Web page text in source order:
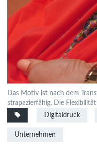
Das Motiv ist nach dem
strapazierfähig. Die
Digitaldruck
Unternehmen